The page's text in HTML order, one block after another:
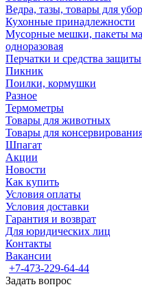
Ведра, тазы, товары для
Кухонные принадлежности
Мусорные мешки, пакеты
одноразовая
Перчатки и средства защиты
Пикник
Поилки, кормушки
Разное
Термометры
Товары для животных
Товары для
Шпагат
Акции
Новости
Как купить
Условия оплаты
Условия доставки
Гарантия и возврат
Для юридических лиц
Контакты
Вакансии
+7-473-229-64-44
Задать вопрос